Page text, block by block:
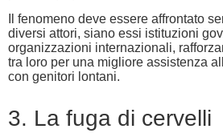
Il fenomeno deve essere affrontato
diversi attori, siano essi istituzioni
organizzazioni internazionali,
tra loro per una migliore assistenza
con genitori lontani.
3. La fuga di cervelli